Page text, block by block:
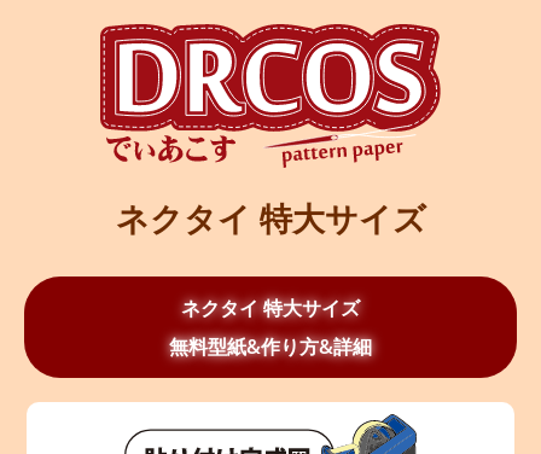
ネクタイ 特大サイズ
ネクタイ 特大サイズ
無料型紙&作り方&詳細